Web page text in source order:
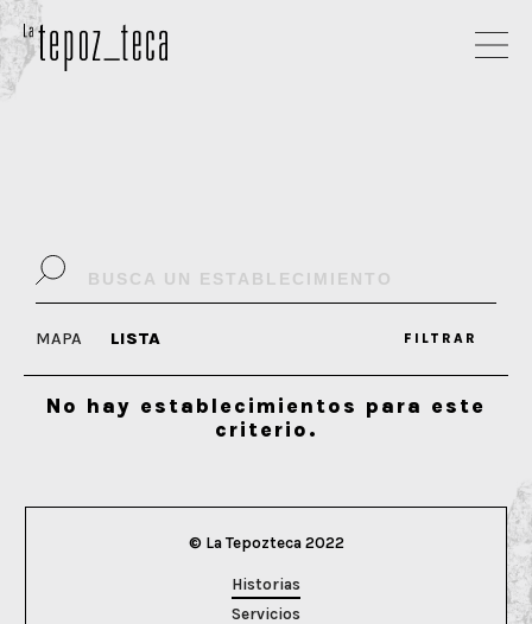
MAPA LISTA FILTRAR
No hay establecimientos para este
criterio.
© La Tepozteca 2022
Historias
Servicios